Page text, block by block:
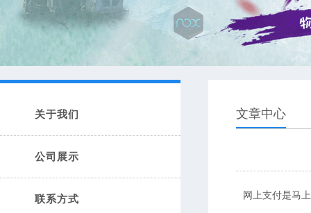
关于我们
公司展示
联系方式
文章中心
网上支付是马